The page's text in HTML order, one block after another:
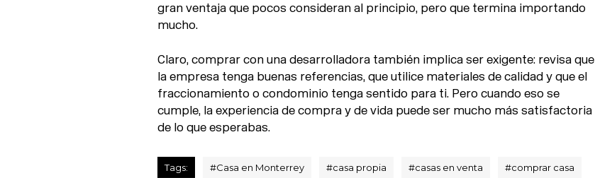
gran ventaja que pocos consideran al principio, pero que termina importando
mucho.
Claro, comprar con una desarrolladora también implica ser exigente: revisa que
la empresa tenga buenas referencias, que utilice materiales de calidad y que el
fraccionamiento o condominio tenga sentido para ti. Pero cuando eso se
cumple, la experiencia de compra y de vida puede ser mucho más satisfactoria
de lo que esperabas.
Tags: #Casa en Monterrey #casa propia #casas en venta #comprar casa